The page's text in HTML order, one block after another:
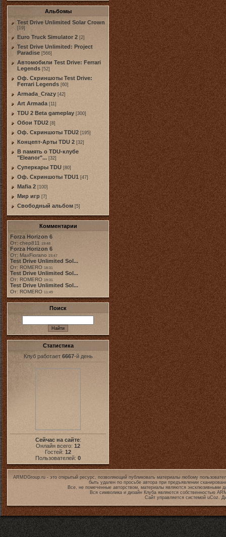
Альбомы
Test Drive Unlimited Solar Crown
[19]
Euro Truck Simulator 2 [2]
Test Drive Unlimited: Project
Paradise [566]
Автомобили Test Drive: Ferrari
Legends [52]
Оф. Скриншоты Test Drive:
Ferrari Legends [60]
Armada_Crazy [42]
Art Armada [11]
TDU 2 Beta gameplay [300]
Обои TDU2 [8]
Оф. Скриншоты TDU2 [195]
Концепт-Арты TDU 2 [32]
В память о TDU-клубе
"Eleanor"... [32]
Суперкары TDU [80]
Оф. Скриншоты TDU1 [47]
Mafia 2 [100]
Мир игр [7]
Свободный альбом [5]
Комментарии
Forza Horizon 6
От: chep811 19:48
Forza Horizon 6
От: MaxFiorano 23:47
Test Drive Unlimited Sol...
От: ROMERO 18:31
Test Drive Unlimited Sol...
От: ROMERO 19:31
Test Drive Unlimited Sol...
От: ROMERO 11:49
Поиск
Статистика
Клуб работает 6667-й день
Сейчас на сайте:
Онлайн всего: 12
Гостей: 12
Пользователей: 0
ARMDGroup.ru - это открытый ресурс, позволяющий публиковать материалы любому
быть удален по просьбе автора при предъявлении
Все, не помеченные авторством, материалы являются эксклюзивными
Вся символика и дизайн Клуба являются собственностью
Сайт управляется системой uCoz.